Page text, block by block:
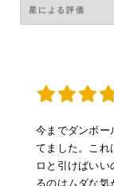
今までダンボー
てました。これ
ロと引けばい
るのはムダな気